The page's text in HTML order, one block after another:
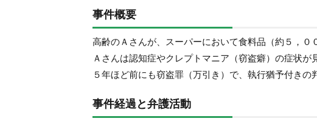
事件概要
高齢のＡさんが、スーパーにおいて食料品（約５，０
Ａさんは認知症やクレプトマニア（窃盗癖）の症状
５年ほど前にも窃盗罪（万引き）で、執行猶予付きの
事件経過と弁護活動